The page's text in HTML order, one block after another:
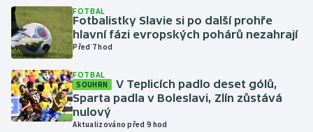
Gymnastika
Házená
Jezdectví
Judo
FOTBAL
Fotbalistky Slavie si po další prohře
hlavní fázi evropských pohárů nezahrají
Před 7 hod
FOTBAL
SOUHRN
V Teplicích padlo deset gólů,
Sparta padla v Boleslavi, Zlín zůstává
nulový
Aktualizováno před 9 hod